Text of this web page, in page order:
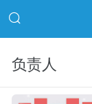
负责人